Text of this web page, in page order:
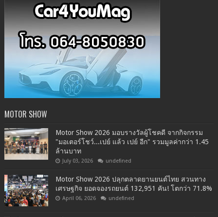
MOTOR SHOW
Motor Show 2026 มอบรางวัลผู้โชคดี จากกิจกรรม
"มอเตอร์โชว์...เปย์ แล้ว เปย์ อีก" รวมมูลค่ากว่า 1.45
ล้านบาท
July 03, 2026 undefined
Motor Show 2026 ปลุกตลาดยานยนต์ไทย สวนทาง
เศรษฐกิจ ยอดจองรถยนต์ 132,951 คัน! โตกว่า 71.8%
April 06, 2026 undefined